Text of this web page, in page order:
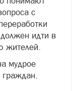
с
идти в
жителей.
мудрое
граждан.